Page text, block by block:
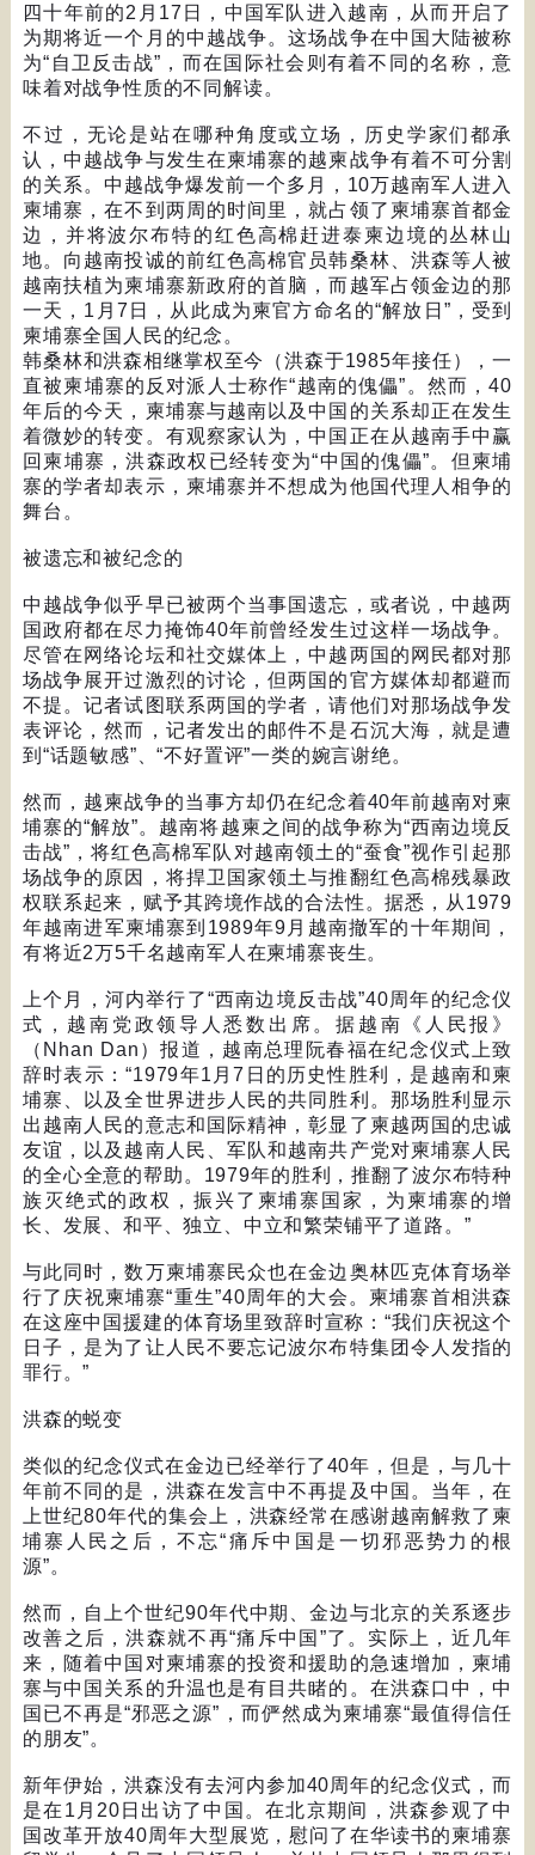
四十年前的2 月 17 日，中国军队进入越南，从而开启了
为期将近一个月的中越战争。这场战争在中国大陆被称
为“ 自卫反击战” ，而在国际社会则有着不同的名称，意
味着对战争性质的不同解读。
不过，无论是站在哪种角度或立场，历史学家们都承
认，中越战争与发生在柬埔寨的越柬战争有着不可分割
的关系。中越战争爆发前一个多月， 10万越南军人进入
柬埔寨，在不到两周的时间里，就占领了柬埔寨首都金
边，并将波尔布特的红色高棉赶进泰柬边境的丛林山
地。向越南投诚的前红色高棉官员韩桑林、洪森等人被
越南扶植为柬埔寨新政府的首脑，而越军占领金边的那
一天， 1 月 7 日，从此成为柬官方命名的“解放日 ” ，受到
柬埔寨全国人民的纪念。
韩桑林和洪森相继掌权至今（洪森于1985年接任），一
直被柬埔寨的反对派人士称作“越南的傀儡” 。然而，40
年后的今天，柬埔寨与越南以及中国的关系却正在发生
着微妙的转变。有观察家认为，中国正在从越南手中赢
回柬埔寨，洪森政权已经转变为“中国的傀儡”。但柬埔
寨的学者却表示，柬埔寨并不想成为他国代理人相争的
舞台。
被遗忘和被纪念的
中越战争似乎早已被两个当事国遗忘，或者说，中越两
国政府都在尽力掩饰40年前曾经发生过这样一场战争。
尽管在网络论坛和社交媒体上，中越两国的网民都对那
场战争展开过激烈的讨论，但两国的官方媒体却都避而
不提。记者试图联系两国的学者，请他们对那场战争发
表评论，然而，记者发出的邮件不是石沉大海，就是遭
到 “话题敏感” 、“不好置评”一类的婉言谢绝。
然而，越柬战争的当事方却仍在纪念着40年前越南对柬
埔寨的“解放”。越南将越柬之间的战争称为“西南边境反
击战” ，将红色高棉军队对越南领土的“蚕食”视作引起那
场战争的原因，将捍卫国家领土与推翻红色高棉残暴政
权联系起来，赋予其跨境作战的合法性。据悉，从 1979
年越南进军柬埔寨到 1989年9 月越南撤军的十年期间，
有将近2万5千名越南军人在柬埔寨丧生。
上个月，河内举行了“西南边境反击战”40周年的纪念仪
式，越南党政领导人悉数出席。据越南《人民报》
（ Nhan Dan ）报道，越南总理阮春福在纪念仪式上致
辞时表示：“1979年1 月7 日的历史性胜利，是越南和柬
埔寨、以及全世界进步人民的共同胜利。那场胜利显示
出越南人民的意志和国际精神，彰显了柬越两国的忠诚
友谊，以及越南人民、军队和越南共产党对柬埔寨人民
的全心全意的帮助。 1979年的胜利，推翻了波尔布特种
族灭绝式的政权，振兴了柬埔寨国家，为柬埔寨的增
长、发展、和平、独立、中立和繁荣铺平了道路。 ”
与此同时，数万柬埔寨民众也在金边奥林匹克体育场举
行了庆祝柬埔寨“重生”40周年的大会。柬埔寨首相洪森
在这座中国援建的体育场里致辞时宣称：“我们庆祝这个
日子，是为了让人民不要忘记波尔布特集团令人发指的
罪行。”
洪森的蜕变
类似的纪念仪式在金边已经举行了40年，但是，与几十
年前不同的是，洪森在发言中不再提及中国。当年，在
上世纪80年代的集会上，洪森经常在感谢越南解救了柬
埔寨人民之后，不忘“痛斥中国是一切邪恶势力的根
源”。
然而，自上个世纪90年代中期、金边与北京的关系逐步
改善之后，洪森就不再“痛斥中国 ”了。实际上，近几年
来，随着中国对柬埔寨的投资和援助的急速增加，柬埔
寨与中国关系的升温也是有目共睹的。在洪森口中，中
国已不再是“邪恶之源” ，而俨然成为柬埔寨“最值得信任
的朋友”。
新年伊始，洪森没有去河内参加40周年的纪念仪式，而
是在 1 月 20 日出访了中国。在北京期间，洪森参观了中
国改革开放40周年大型展览，慰问了在华读书的柬埔寨